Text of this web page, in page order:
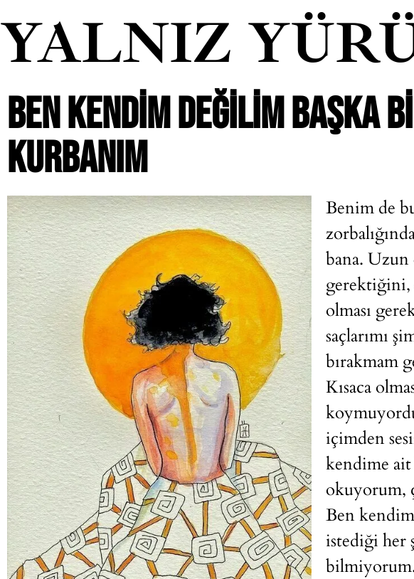
YALNIZ
BEN KENDIM DEĞILIM BAŞKA
KURBANIM
Benim de
bana.
gerektiğini,
olması
saçlarımı
bırakmam
Kısaca
içimden
kendime
okuyorum,
Ben
istediği her